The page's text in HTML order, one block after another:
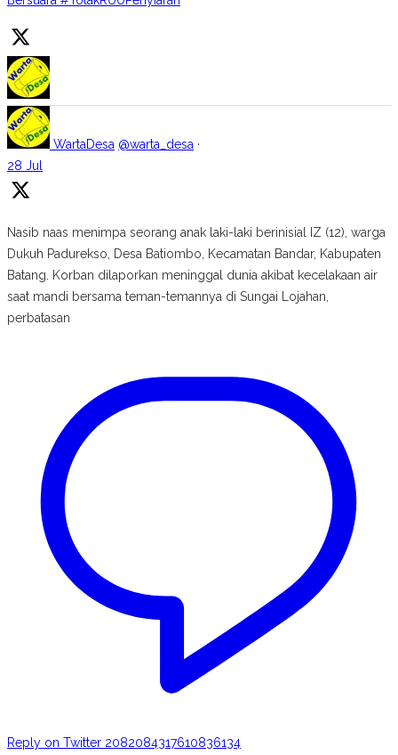
WartaDesa @warta_desa ·
28 Jul
Nasib naas menimpa seorang anak laki-laki berinisial IZ (12), warga
Dukuh Padurekso, Desa Batiombo, Kecamatan Bandar, Kabupaten
Batang. Korban dilaporkan meninggal dunia akibat kecelakaan air
saat mandi bersama teman-temannya di Sungai Lojahan,
perbatasan
Reply on Twitter 2082084317610836134